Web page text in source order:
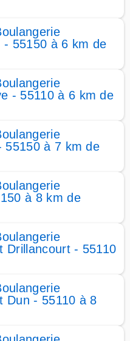
- 55150 à 6 km de
- 55110 à 6 km de
55150 à 7 km de
à 8 km de
Drillancourt - 55110
Dun - 55110 à 8